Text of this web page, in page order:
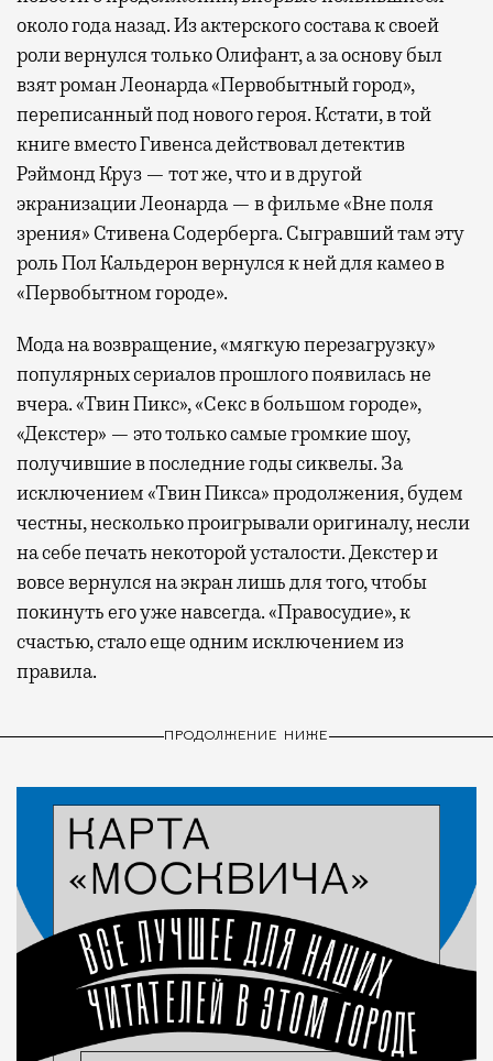
около года назад. Из актерского состава к своей
роли вернулся только Олифант, а за основу был
взят роман Леонарда «Первобытный город»,
переписанный под нового героя. Кстати, в той
книге вместо Гивенса действовал детектив
Рэймонд Круз — тот же, что и в другой
экранизации Леонарда — в фильме «Вне поля
зрения» Стивена Содерберга. Сыгравший там эту
роль Пол Кальдерон вернулся к ней для камео в
«Первобытном городе».
Мода на возвращение, «мягкую перезагрузку»
популярных сериалов прошлого появилась не
вчера. «Твин Пикс», «Секс в большом городе»,
«Декстер» — это только самые громкие шоу,
получившие в последние годы сиквелы. За
исключением «Твин Пикса» продолжения, будем
честны, несколько проигрывали оригиналу, несли
на себе печать некоторой усталости. Декстер и
вовсе вернулся на экран лишь для того, чтобы
покинуть его уже навсегда. «Правосудие», к
счастью, стало еще одним исключением из
правила.
ПРОДОЛЖЕНИЕ НИЖЕ